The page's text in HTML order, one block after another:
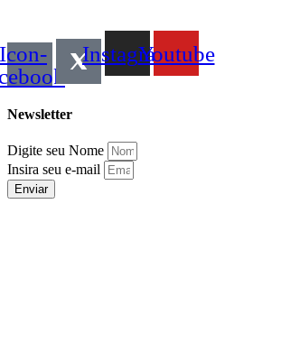
Icon-
InstagramYoutube
Newsletter
Digite seu Nome
Insira seu e-mail
Enviar